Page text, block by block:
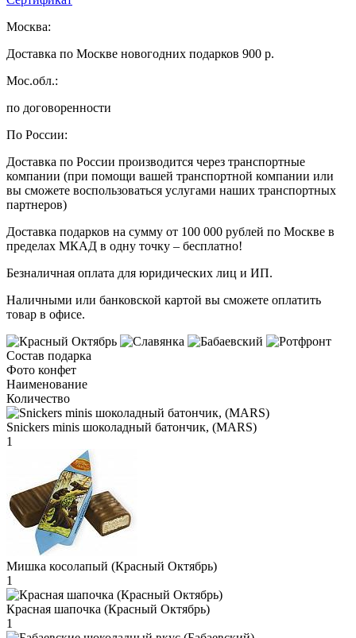
Москва:
Доставка по Москве новогодних подарков 900 р.
Мос.обл.:
по договоренности
По России:
Доставка по России производится через транспортные
компании (при помощи вашей транспортной компании или
вы сможете воспользоваться услугами наших транспортных
партнеров)
Доставка подарков на сумму от 100 000 рублей по Москве в
пределах МКАД в одну точку – бесплатно!
Безналичная оплата для юридических лиц и ИП.
Наличными или банковской картой вы сможете оплатить
товар в офисе.
Состав подарка
Фото конфет
Наименование
Количество
Snickers minis шоколадный батончик, (MARS)
1
Мишка косолапый (Красный Октябрь)
1
Красная шапочка (Красный Октябрь)
1